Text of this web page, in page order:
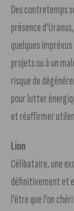
Des contretemps
présence
quelques
projets ou à un
risque de
pour lutter
et réaffirmer
Lion
Célibataire, une
définitivement et
l’être que l’on